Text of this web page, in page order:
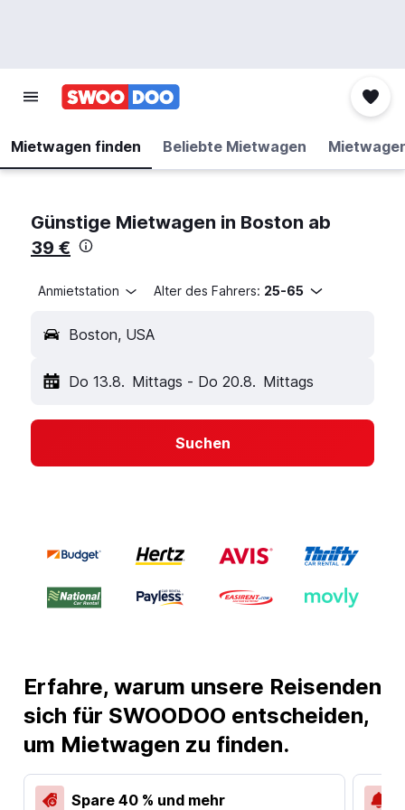
Mietwagen finden Beliebte Mietwagen
Günstige Mietwagen in Boston ab
39 €
Anmietstation Alter des Fahrers: 25-65
Boston, USA
Do 13.8. Mittags - Do 20.8. Mittags
Suchen
Erfahre, warum unsere Reisenden
sich für SWOODOO entscheiden,
um Mietwagen zu finden.
Spare 40 % und mehr